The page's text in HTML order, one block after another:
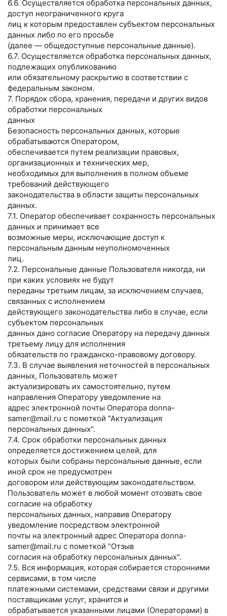
6.6. Осуществляется обработка персональных данных,
доступ неограниченного круга
лиц к которым предоставлен субъектом персональных
данных либо по его просьбе
(далее — общедоступные персональные данные).
6.7. Осуществляется обработка персональных данных,
подлежащих опубликованию
или обязательному раскрытию в соответствии с
федеральным законом.
7. Порядок сбора, хранения, передачи и других видов
обработки персональных
данных
Безопасность персональных данных, которые
обрабатываются Оператором,
обеспечивается путем реализации правовых,
организационных и технических мер,
необходимых для выполнения в полном объеме
требований действующего
законодательства в области защиты персональных
данных.
7.1. Оператор обеспечивает сохранность персональных
данных и принимает все
возможные меры, исключающие доступ к
персональным данным неуполномоченных
лиц.
7.2. Персональные данные Пользователя никогда, ни
при каких условиях не будут
переданы третьим лицам, за исключением случаев,
связанных с исполнением
действующего законодательства либо в случае, если
субъектом персональных
данных дано согласие Оператору на передачу данных
третьему лицу для исполнения
обязательств по гражданско-правовому договору.
7.3. В случае выявления неточностей в персональных
данных, Пользователь может
актуализировать их самостоятельно, путем
направления Оператору уведомление на
адрес электронной почты Оператора donna-
samer@mail.ru с пометкой "Актуализация
персональных данных".
7.4. Срок обработки персональных данных
определяется достижением целей, для
которых были собраны персональные данные, если
иной срок не предусмотрен
договором или действующим законодательством.
Пользователь может в любой момент отозвать свое
согласие на обработку
персональных данных, направив Оператору
уведомление посредством электронной
почты на электронный адрес Оператора donna-
samer@mail.ru с пометкой "Отзыв
согласия на обработку персональных данных".
7.5. Вся информация, которая собирается сторонними
сервисами, в том числе
платежными системами, средствами связи и другими
поставщиками услуг, хранится и
обрабатывается указанными лицами (Операторами) в